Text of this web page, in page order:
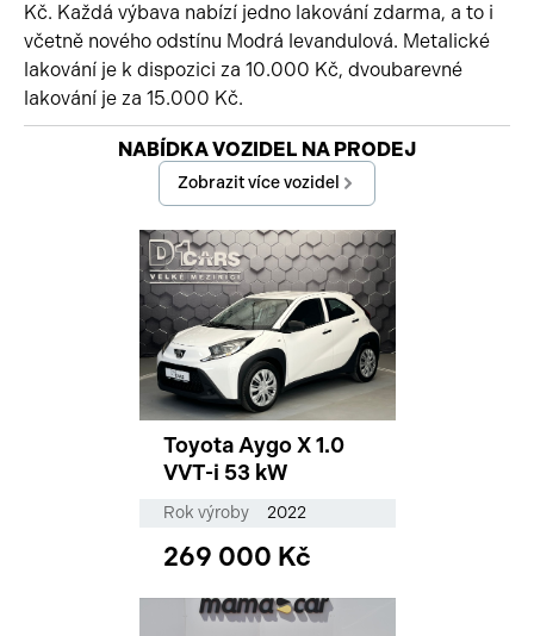
Kč. Každá výbava nabízí jedno lakování zdarma, a to i
včetně nového odstínu Modrá levandulová. Metalické
lakování je k dispozici za 10.000 Kč, dvoubarevné
lakování je za 15.000 Kč.
Začátek reklamy
NABÍDKA VOZIDEL NA PRODEJ
Zobrazit více vozidel
Toyota Aygo X 1.0
VVT-i 53 kW
Rok výroby 2022
269 000 Kč